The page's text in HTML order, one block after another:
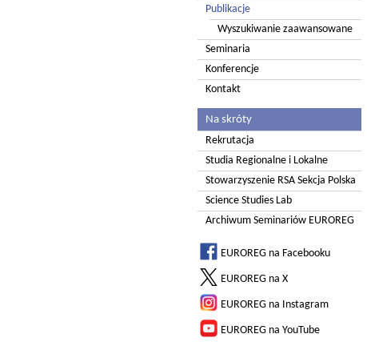
Publikacje
Wyszukiwanie zaawansowane
Seminaria
Konferencje
Kontakt
Na skróty
Rekrutacja
Studia Regionalne i Lokalne
Stowarzyszenie RSA Sekcja Polska
Science Studies Lab
Archiwum Seminariów EUROREG
EUROREG na Facebooku
EUROREG na X
EUROREG na Instagram
EUROREG na YouTube